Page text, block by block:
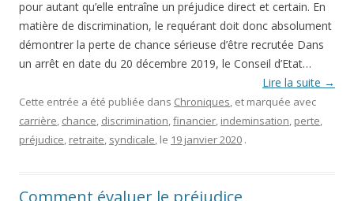
pour autant qu’elle entraîne un préjudice direct et certain. En
matière de discrimination, le requérant doit donc absolument
démontrer la perte de chance sérieuse d’être recrutée Dans
un arrêt en date du 20 décembre 2019, le Conseil d’Etat…
Lire la suite →
Cette entrée a été publiée dans Chroniques , et marquée avec
carrière chance discrimination financier indeminsation perte
préjudice retraite syndicale , le 19 janvier 2020 .
Comment évaluer le préjudice